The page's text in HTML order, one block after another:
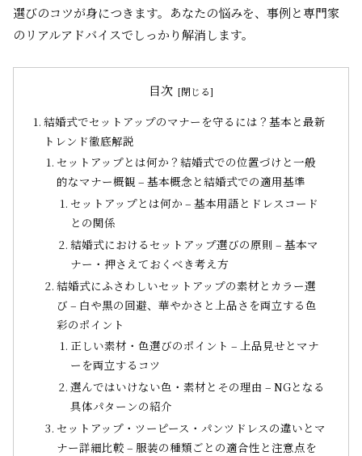
選びのコツが身につきます。あなたの悩みを、事例と専門家
のリアルアドバイスでしっかり解消します。
目次
結婚式でセットアップのマナーを守るには？基本と最新
トレンド徹底解説
セットアップとは何か？結婚式での位置づけと一般
的なマナー概観 – 基本概念と結婚式での適用基準
セットアップとは何か – 基本用語とドレスコード
との関係
結婚式におけるセットアップ選びの原則 – 基本マ
ナー・押さえておくべき考え方
結婚式にふさわしいセットアップの素材とカラー選
び – 白や黒の回避、華やかさと上品さを両立する色
彩のポイント
正しい素材・色選びのポイント – 上品見せとマナ
ーを両立するコツ
選んではいけない色・素材とその理由 – NGとなる
具体パターンの紹介
セットアップ・ツーピース・パンツドレスの違いとマ
ナー詳細比較 – 服装の種類ごとの適合性と注意点を